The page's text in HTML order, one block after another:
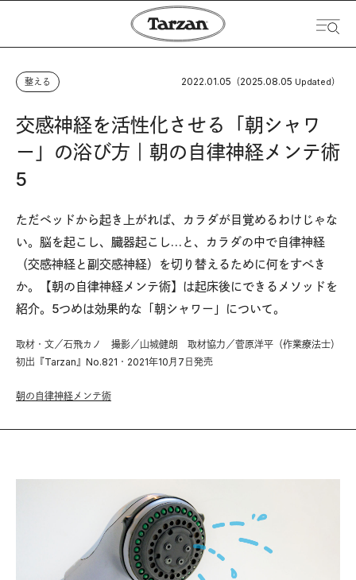
整える 2022.01.05 （2025.08.05 Updated）
交感神経を活性化させる「朝シャワ
ー」の浴び方｜朝の自律神経メンテ術
5
ただベッドから起き上がれば、カラダが目覚めるわけじゃな
い。脳を起こし、臓器起こし…と、カラダの中で自律神経
（交感神経と副交感神経）を切り替えるために何をすべき
か。【朝の自律神経メンテ術】は起床後にできるメソッドを
紹介。5つめは効果的な「朝シャワー」について。
取材・文／石飛カノ 撮影／山城健朗 取材協力／菅原洋平（作業療法士）
初出『Tarzan』No.821・2021年10月7日発売
朝の自律神経メンテ術